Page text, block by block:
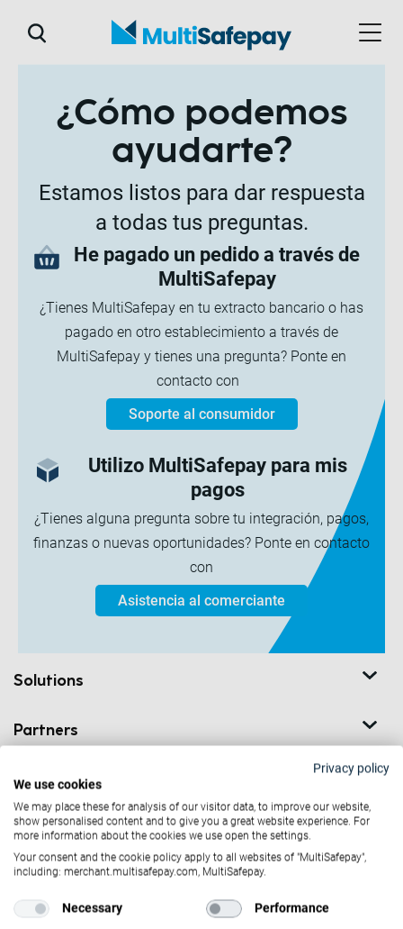
¿Cómo podemos
ayudarte?
Estamos listos para dar respuesta
a todas tus preguntas.
He pagado un pedido a través de
MultiSafepay
¿Tienes MultiSafepay en tu extracto bancario o has
pagado en otro establecimiento a través de
MultiSafepay y tienes una pregunta? Ponte en
contacto con
Soporte al consumidor
Utilizo MultiSafepay para mis
pagos
¿Tienes alguna pregunta sobre tu integración, pagos,
finanzas o nuevas oportunidades? Ponte en contacto
con
Asistencia al comerciante
Solutions
Partners
Developers
Company
Contact
Privacy policy
We use cookies
We may place these for analysis of our visitor data, to improve our website,
show personalised content and to give you a great website experience. For
more information about the cookies we use open the settings.
Your consent and the cookie policy apply to all websites of "MultiSafepay",
including: merchant.multisafepay.com, MultiSafepay.
Necessary Performance